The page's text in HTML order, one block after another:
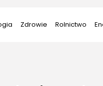
Zdrowie Rolnictwo